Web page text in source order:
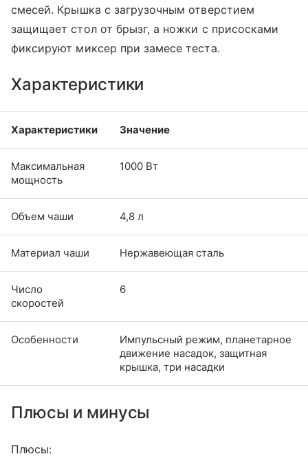
смесей. Крышка с загрузочным отверстием
защищает стол от брызг, а ножки с присосками
фиксируют миксер при замесе теста.
Характеристики
Характеристики Значение
Максимальная
мощность
1000 Вт
Объем чаши 4,8 л
Материал чаши Нержавеющая сталь
Число
скоростей
6
Особенности
Импульсный режим, планетарное
движение насадок, защитная
крышка, три насадки
Плюсы и минусы
Плюсы: